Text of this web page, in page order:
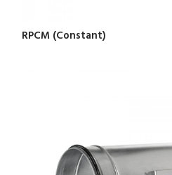
RPCM (Constant)